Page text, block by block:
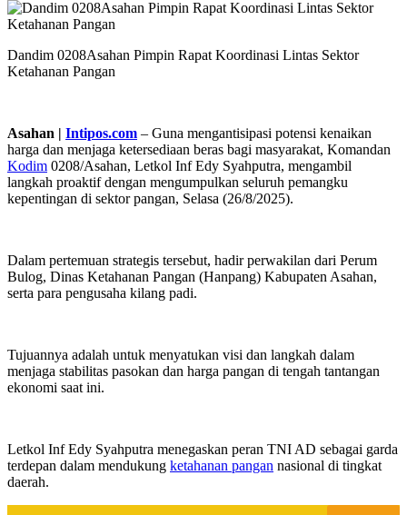
Dandim 0208Asahan Pimpin Rapat Koordinasi Lintas Sektor
Ketahanan Pangan
Asahan | Intipos.com – Guna mengantisipasi potensi kenaikan
harga dan menjaga ketersediaan beras bagi masyarakat, Komandan
Kodim 0208/Asahan, Letkol Inf Edy Syahputra, mengambil
langkah proaktif dengan mengumpulkan seluruh pemangku
kepentingan di sektor pangan, Selasa (26/8/2025).
Dalam pertemuan strategis tersebut, hadir perwakilan dari Perum
Bulog, Dinas Ketahanan Pangan (Hanpang) Kabupaten Asahan,
serta para pengusaha kilang padi.
Tujuannya adalah untuk menyatukan visi dan langkah dalam
menjaga stabilitas pasokan dan harga pangan di tengah tantangan
ekonomi saat ini.
Letkol Inf Edy Syahputra menegaskan peran TNI AD sebagai garda
terdepan dalam mendukung ketahanan pangan nasional di tingkat
daerah.